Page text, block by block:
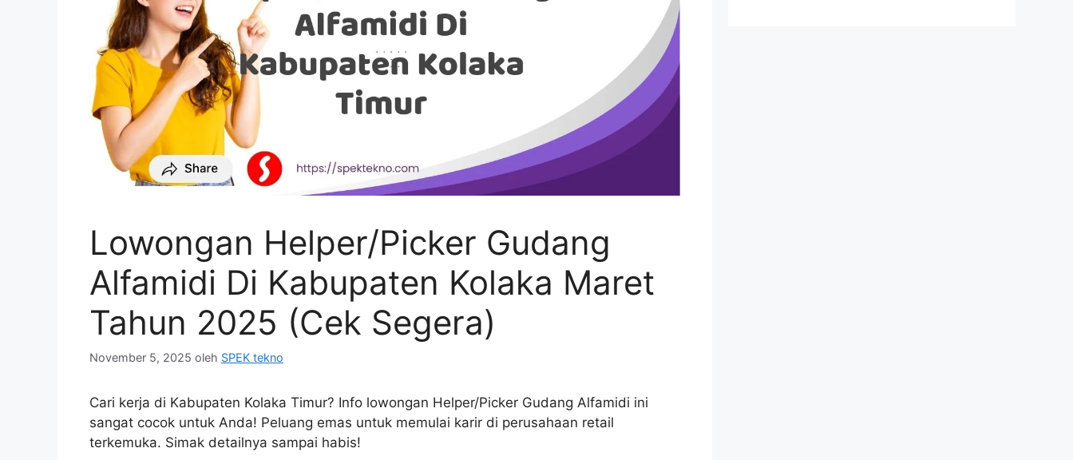
Lowongan Helper/Picker Gudang
Alfamidi Di Kabupaten Kolaka Maret
Tahun 2025 (Cek Segera)
November 5, 2025 oleh SPEK tekno
Cari kerja di Kabupaten Kolaka Timur? Info lowongan Helper/Picker Gudang Alfamidi ini
sangat cocok untuk Anda! Peluang emas untuk memulai karir di perusahaan retail
terkemuka. Simak detailnya sampai habis!